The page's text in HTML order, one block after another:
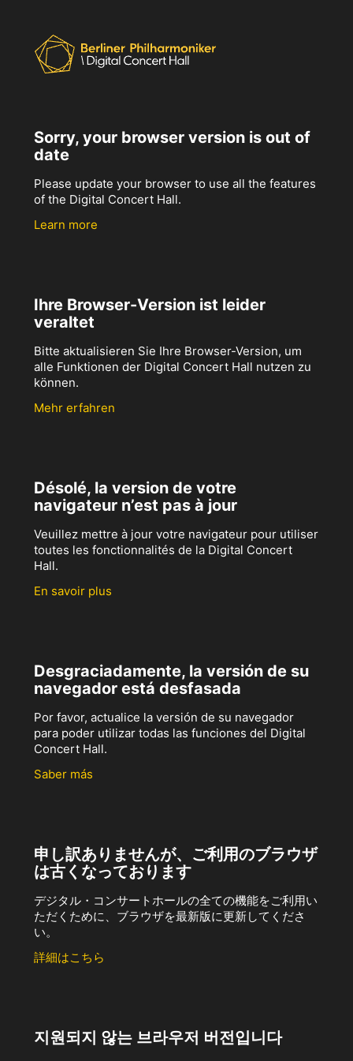
Sorry, your browser version is out of
date
Please update your browser to use all the features
of the Digital Concert Hall.
Learn more
Ihre Browser-Version ist leider
veraltet
Bitte aktualisieren Sie Ihre Browser-Version, um
alle Funktionen der Digital Concert Hall nutzen zu
können.
Mehr erfahren
Désolé, la version de votre
navigateur n’est pas à jour
Veuillez mettre à jour votre navigateur pour utiliser
toutes les fonctionnalités de la Digital Concert
Hall.
En savoir plus
Desgraciadamente, la versión de su
navegador está desfasada
Por favor, actualice la versión de su navegador
para poder utilizar todas las funciones del Digital
Concert Hall.
Saber más
申し訳ありませんが、ご利用のブラウザ
は古くなっております
デジタル・コンサートホールの全ての機能をご利用い
ただくために、ブラウザを最新版に更新してくださ
い。
詳細はこちら
지원되지 않는 브라우저 버전입니다